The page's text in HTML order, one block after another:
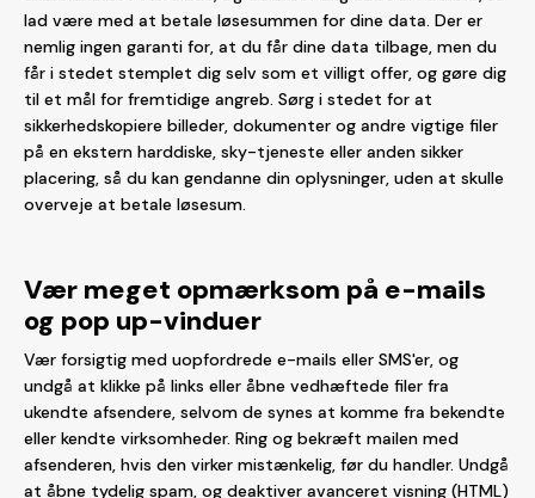
lad være med at betale løsesummen for dine data. Der er
nemlig ingen garanti for, at du får dine data tilbage, men du
får i stedet stemplet dig selv som et villigt offer, og gøre dig
til et mål for fremtidige angreb. Sørg i stedet for at
sikkerhedskopiere billeder, dokumenter og andre vigtige filer
på en ekstern harddiske, sky-tjeneste eller anden sikker
placering, så du kan gendanne din oplysninger, uden at skulle
overveje at betale løsesum.
Vær meget opmærksom på e-mails
og pop up-vinduer
Vær forsigtig med uopfordrede e-mails eller SMS'er, og
undgå at klikke på links eller åbne vedhæftede filer fra
ukendte afsendere, selvom de synes at komme fra bekendte
eller kendte virksomheder. Ring og bekræft mailen med
afsenderen, hvis den virker mistænkelig, før du handler. Undgå
at åbne tydelig spam, og deaktiver avanceret visning (HTML)